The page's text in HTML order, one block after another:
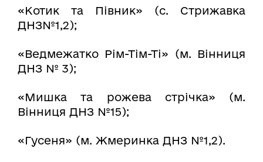
«Котик та Півник» (с. Стрижавка
ДНЗ№1,2);
«Ведмежатко Рім-Тім-Ті» (м. Вінниця
ДНЗ № 3);
«Мишка та рожева стрічка» (м.
Вінниця ДНЗ №15);
«Гусеня» (м. Жмеринка ДНЗ №1,2).